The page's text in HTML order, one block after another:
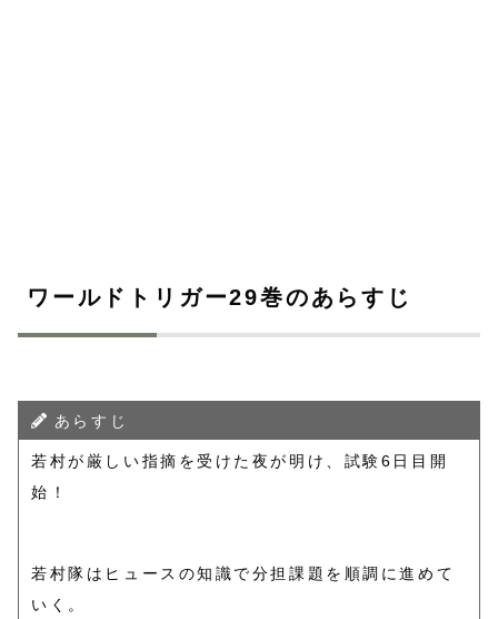
ワールドトリガー29巻のあらすじ
あらすじ
若村が厳しい指摘を受けた夜が明け、試験6日目開
始！
若村隊はヒュースの知識で分担課題を順調に進めて
いく。